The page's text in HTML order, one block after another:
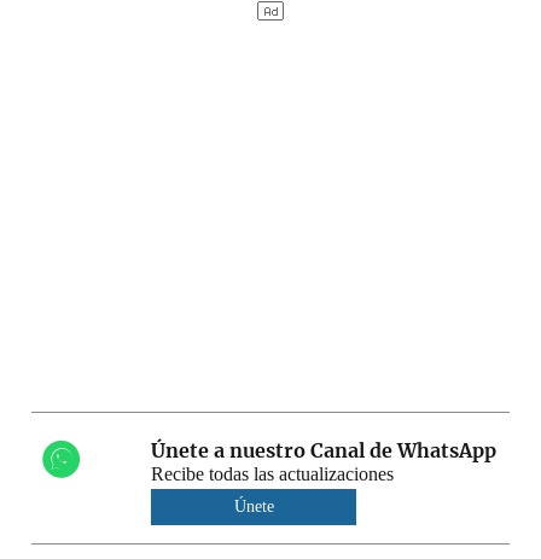
Únete a nuestro Canal de WhatsApp
Recibe todas las actualizaciones
Únete